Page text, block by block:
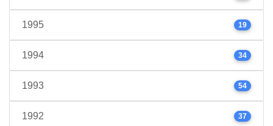
1995 19
1994 34
1993 54
1992 37